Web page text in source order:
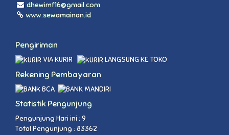
dhewimf16@gmail.com
www.sewamainan.id
Pengiriman
VIA KURIR LANGSUNG KE TOKO
Rekening Pembayaran
Statistik Pengunjung
Pengunjung Hari ini : 9
Total Pengunjung : 83362